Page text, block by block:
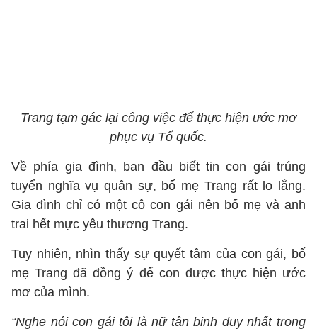
Trang tạm gác lại công việc để thực hiện ước mơ
phục vụ Tổ quốc.
Về phía gia đình, ban đầu biết tin con gái trúng
tuyển nghĩa vụ quân sự, bố mẹ Trang rất lo lắng.
Gia đình chỉ có một cô con gái nên bố mẹ và anh
trai hết mực yêu thương Trang.
Tuy nhiên, nhìn thấy sự quyết tâm của con gái, bố
mẹ Trang đã đồng ý để con được thực hiện ước
mơ của mình.
“Nghe nói con gái tôi là nữ tân binh duy nhất trong